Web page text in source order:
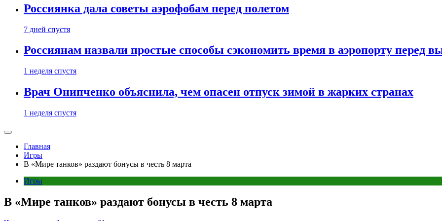
Россиянка дала советы аэрофобам перед полетом
7 дней спустя
Россиянам назвали простые способы сэкономить время в аэропорту перед
1 неделя спустя
Врач Онипченко объяснила, чем опасен отпуск зимой в жарких странах
1 неделя спустя
Главная
Игры
В «Мире танков» раздают бонусы в честь 8 марта
Игры
В «Мире танков» раздают бонусы в честь 8 марта